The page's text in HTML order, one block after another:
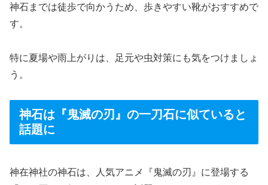
神石までは徒歩で向かうため、歩きやすい靴がおすすめで
す。
特に夏場や雨上がりは、足元や虫対策にも気をつけましょ
う。
神石は『鬼滅の刃』の一刀石に似ていると
話題に
神在神社の神石は、人気アニメ『鬼滅の刃』に登場する